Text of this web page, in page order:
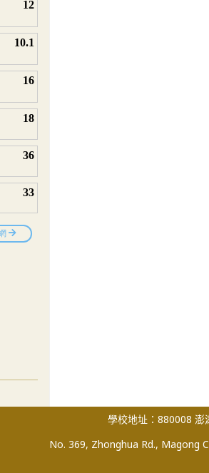
學校地址：880008 澎
No. 369, Zhonghua Rd., Magong